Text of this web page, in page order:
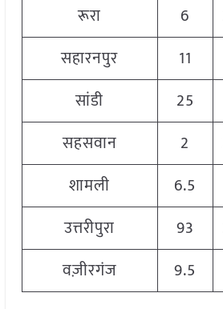
रूरा
6
सहारनपुर
11
सांडी
25
सहसवान
2
शामली
6.5
उत्तरीपुरा
93
वज़ीरगंज
9.5